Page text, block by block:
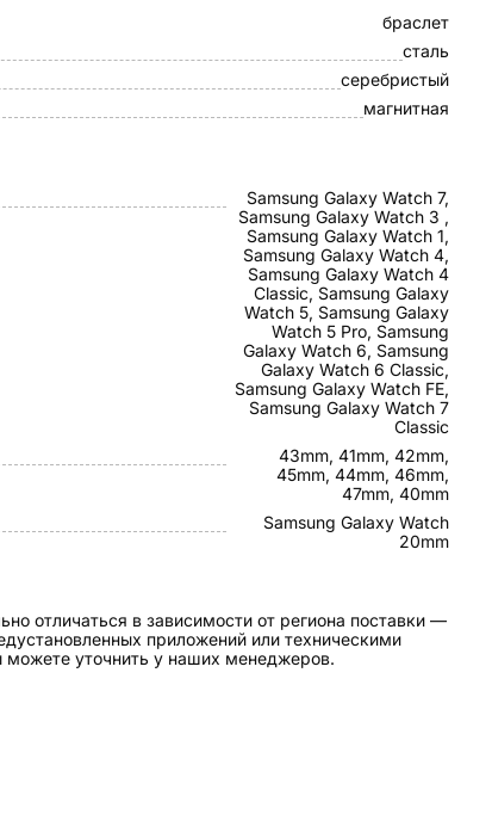
браслет
сталь
серебристый
магнитная
Samsung Galaxy Watch 7,
Samsung Galaxy Watch 3 ,
Samsung Galaxy Watch 1,
Samsung Galaxy Watch 4,
Samsung Galaxy Watch 4
Classic, Samsung Galaxy
Watch 5, Samsung Galaxy
Watch 5 Pro, Samsung
Galaxy Watch 6, Samsung
Galaxy Watch 6 Classic,
Samsung Galaxy Watch FE,
Samsung Galaxy Watch 7
Classic
43mm, 41mm, 42mm,
45mm, 44mm, 46mm,
47mm, 40mm
Samsung Galaxy Watch
20mm
отличаться в зависимости от региона поставки —
приложений или техническими
уточнить у наших менеджеров.